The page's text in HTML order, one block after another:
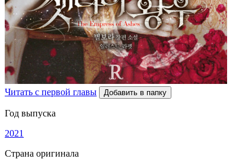
Читать с первой главы Добавить в папку
Год выпуска
2021
Страна оригинала